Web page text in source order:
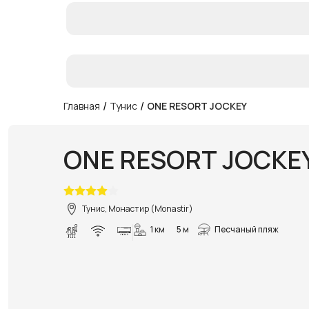
Главная / Тунис / ONE RESORT JOCKEY
ONE RESORT
Тунис, Монастир (Monastir)
1 км
5 м Песчаный пляж